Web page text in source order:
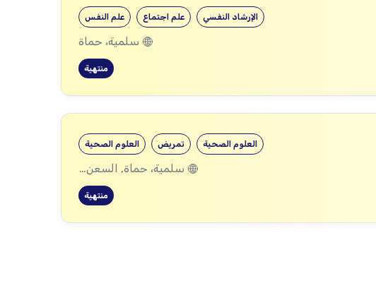
علم النفس علم اجتماع الإرشاد النفسي
سلمية، حماة
منتهية
العلوم الصحية تمريض العلوم الصحية
سلمية، حماة, السعن، سلمية، حماة, عقيربات، حماة, العشارنة، حماة, مسعود، حماة
منتهية